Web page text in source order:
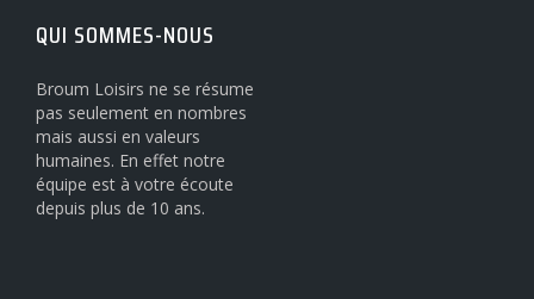
QUI SOMMES-NOUS
Broum Loisirs ne se résume
pas seulement en nombres
mais aussi en valeurs
humaines. En effet notre
équipe est à votre écoute
depuis plus de 10 ans.